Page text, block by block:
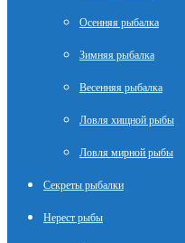
Осенняя рыбалка
Зимняя рыбалка
Весенняя рыбалка
Ловля хищной рыбы
Ловля мирной рыбы
Секреты рыбалки
Нерест рыбы